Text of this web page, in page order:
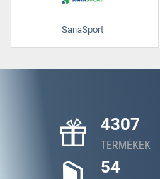
SanaSport
4307
TERMÉKEK
54